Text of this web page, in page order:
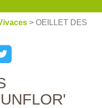
> OEILLET DES